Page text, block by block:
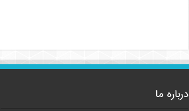
درباره ما